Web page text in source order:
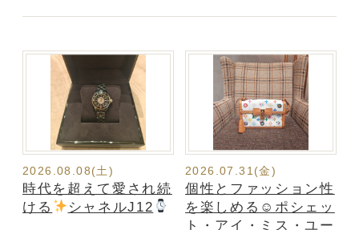
2026.08.08(土)
時代を超えて愛され続
ける
シャネルJ12
2026.07.31(金)
個性とファッション性
を楽しめる☺ポシェッ
ト・アイ・ミス・ユー